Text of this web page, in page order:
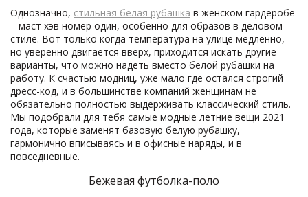
Однозначно, стильная белая рубашка в женском гардеробе
– маст хэв номер один, особенно для образов в деловом
стиле. Вот только когда температура на улице медленно,
но уверенно двигается вверх, приходится искать другие
варианты, что можно надеть вместо белой рубашки на
работу. К счастью модниц, уже мало где остался строгий
дресс-код, и в большинстве компаний женщинам не
обязательно полностью выдерживать классический стиль.
Мы подобрали для тебя самые модные летние вещи 2021
года, которые заменят базовую белую рубашку,
гармонично вписываясь и в офисные наряды, и в
повседневные.
Бежевая футболка-поло